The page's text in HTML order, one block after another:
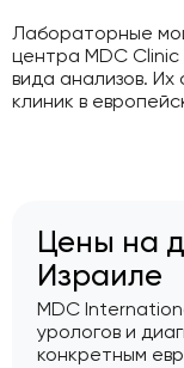
Лабораторные
центра MDC
вида анализов. Их
клиник в
Цены на
Израиле
MDC
урологов и
конкретным